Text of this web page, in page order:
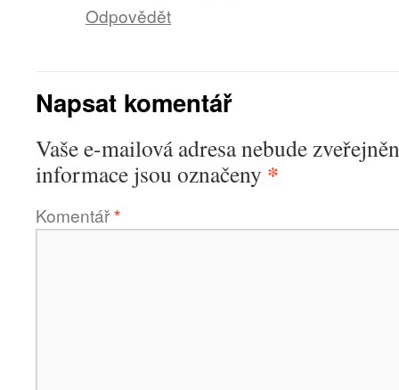
Odpovědět
Napsat komentář
Vaše e-mailová adresa nebude
informace jsou označeny *
Komentář*